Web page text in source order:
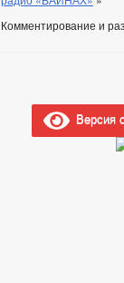
Комментирование и
Версия